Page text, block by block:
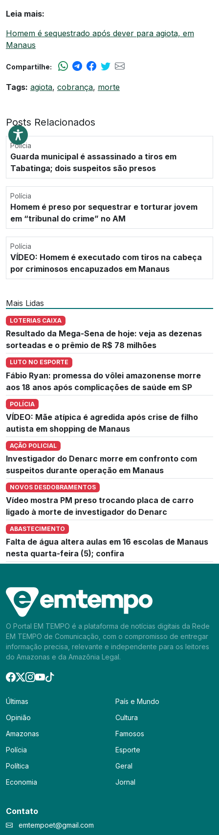
Leia mais:
Homem é sequestrado após dever para agiota, em
Manaus
Compartilhe:
Tags: agiota, cobrança, morte
Posts Relacionados
Polícia
Guarda municipal é assassinado a tiros em
Tabatinga; dois suspeitos são presos
Polícia
Homem é preso por sequestrar e torturar jovem
em “tribunal do crime” no AM
Polícia
VÍDEO: Homem é executado com tiros na cabeça
por criminosos encapuzados em Manaus
Mais Lidas
LOTERIAS CAIXA
Resultado da Mega-Sena de hoje: veja as dezenas
sorteadas e o prêmio de R$ 78 milhões
LUTO NO ESPORTE
Fábio Ryan: promessa do vôlei amazonense morre
aos 18 anos após complicações de saúde em SP
POLÍCIA
VÍDEO: Mãe atípica é agredida após crise de filho
autista em shopping de Manaus
AÇÃO POLICIAL
Investigador do Denarc morre em confronto com
suspeitos durante operação em Manaus
NOVOS DESDOBRAMENTOS
Vídeo mostra PM preso trocando placa de carro
ligado à morte de investigador do Denarc
ABASTECIMENTO
Falta de água altera aulas em 16 escolas de Manaus
nesta quarta-feira (5); confira
O Portal EM TEMPO é a plataforma de notícias digitais da Rede
EM TEMPO de Comunicação, com o compromisso de entregar
informação precisa, relevante e independente para os leitores
do Amazonas e da Amazônia Legal.
Últimas
Opinião
Amazonas
Polícia
Política
Economia
País e Mundo
Cultura
Famosos
Esporte
Geral
Jornal
Contato
emtempoet@gmail.com